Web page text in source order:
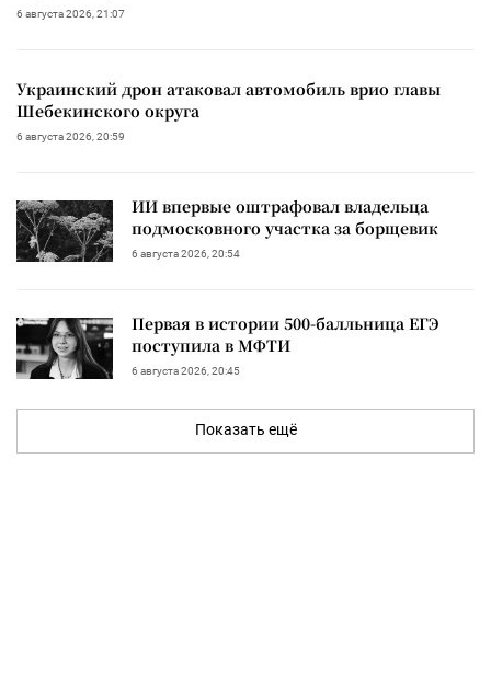
6 августа 2026, 21:07
Украинский дрон атаковал автомобиль врио главы
Шебекинского округа
6 августа 2026, 20:59
ИИ впервые оштрафовал владельца
подмосковного участка за борщевик
6 августа 2026, 20:54
Первая в истории 500-балльница ЕГЭ
поступила в МФТИ
6 августа 2026, 20:45
Показать ещё